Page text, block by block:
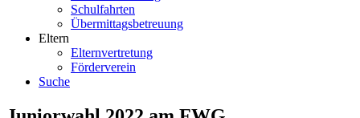
Schulfahrten
Übermittagsbetreuung
Eltern
Elternvertretung
Förderverein
Suche